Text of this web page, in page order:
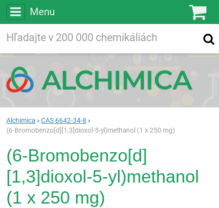
Menu
Vyhľadávanie
Alchimica
CAS 6642-34-8
(6-Bromobenzo[d][1,3]dioxol-5-yl)methanol (1 x 250 mg)
(6-Bromobenzo[d]
[1,3]dioxol-5-yl)methanol
(1 x 250 mg)